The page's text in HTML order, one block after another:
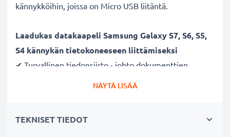
kännykköihin, joissa on Micro USB liitäntä.
Laadukas datakaapeli Samsung Galaxy S7, S6, S5,
S4 kännykän tietokoneeseen liittämiseksi
✔ Turvallinen tiedonsiirto - johto dokumenttien,
suurella 480 MBit/s - USB 2.0 nopeudella
NÄYTÄ LISÄÄ
TEKNISET TIEDOT